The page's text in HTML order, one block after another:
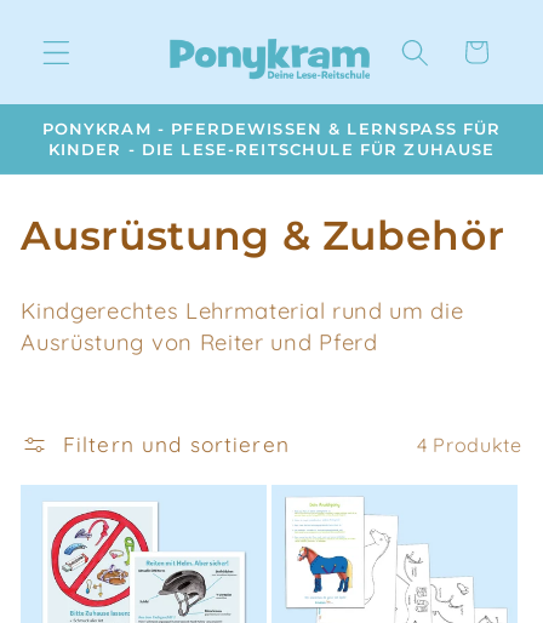
Inhalt
Warenkorb
PONYKRAM - PFERDEWISSEN & LERNSPASS FÜR
KINDER - DIE LESE-REITSCHULE FÜR ZUHAUSE
K
t
g
o
Ausrüstung & Zubehör
Kindgerechtes Lehrmaterial rund um die
Ausrüstung von Reiter und Pferd
Filtern und sortieren 4 Produkte